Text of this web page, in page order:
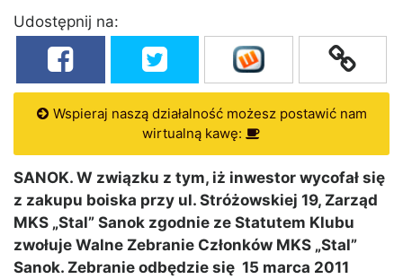
Udostępnij na:
Wspieraj naszą działalność możesz postawić nam
wirtualną kawę:
SANOK. W związku z tym, iż inwestor wycofał się
z zakupu boiska przy ul. Stróżowskiej 19, Zarząd
MKS „Stal” Sanok zgodnie ze Statutem Klubu
zwołuje Walne Zebranie Członków MKS „Stal”
Sanok. Zebranie odbędzie się 15 marca 2011